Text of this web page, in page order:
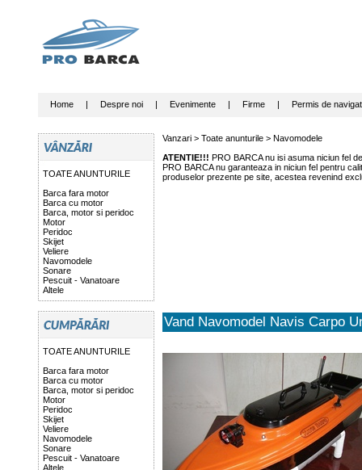
Home| Despre noi| Evenimente| Firme| Permis de
TOATE ANUNTURILE
Barca fara motor
Barca cu motor
Barca, motor si peridoc
Motor
Peridoc
Skijet
Veliere
Navomodele
Sonare
Pescuit - Vanatoare
Altele
TOATE ANUNTURILE
Barca fara motor
Barca cu motor
Barca, motor si peridoc
Motor
Peridoc
Skijet
Veliere
Navomodele
Sonare
Pescuit - Vanatoare
Altele
Vanzari > Toate anunturile> Navomodele
ATENTIE!!! PRO BARCA nu isi asuma niciun fel
PRO BARCA nu garanteaza in niciun fel pentru
produselor prezente pe site, acestea revenind
Vand Navomodel Navis Carpo